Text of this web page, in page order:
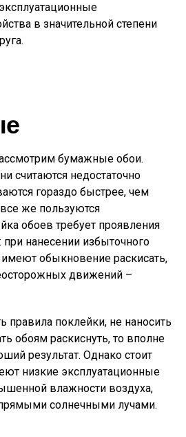
в значительной степени
бумажные обои.
считаются недостаточно
гораздо быстрее, чем
же пользуются
обоев требует проявления
при нанесении избыточного
имеют обыкновение раскисать,
движений –
правила поклейки, не наносить
обоям раскиснуть, то вполне
результат. Однако стоит
низкие эксплуатационные
влажности воздуха,
солнечными лучами.